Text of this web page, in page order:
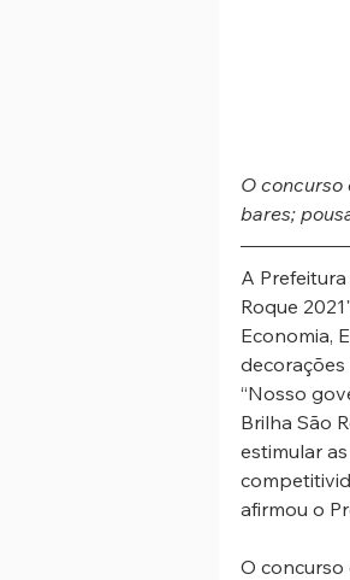
O
bares;
A
Roque
Economia,
decorações
“Nosso
Brilha São
estimular
afirmou o
O concurso